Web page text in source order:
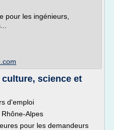
pour les ingénieurs,
science et
d'emploi
Alpes
pour les demandeurs